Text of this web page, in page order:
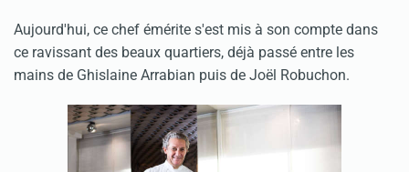
Aujourd'hui, ce chef émérite s'est mis à son compte dans
ce ravissant des beaux quartiers, déjà passé entre les
mains de Ghislaine Arrabian puis de Joël Robuchon.